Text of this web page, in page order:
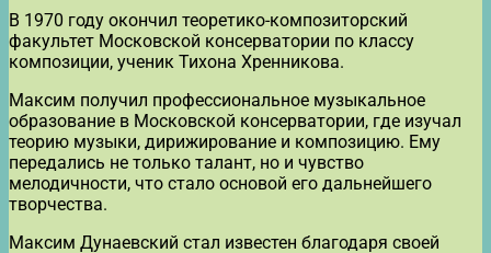
В 1970 году окончил теоретико-композиторский
факультет Московской консерватории по классу
композиции, ученик Тихона Хренникова.
Максим получил профессиональное музыкальное
образование в Московской консерватории, где изучал
теорию музыки, дирижирование и композицию. Ему
передались не только талант, но и чувство
мелодичности, что стало основой его дальнейшего
творчества.
Максим Дунаевский стал известен благодаря своей